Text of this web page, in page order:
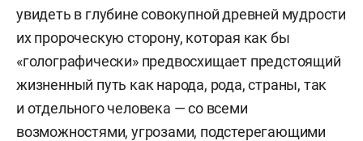
увидеть в глубине совокупной древней мудрости
их пророческую сторону, которая как бы
«голографически» предвосхищает предстоящий
жизненный путь как народа, рода, страны, так
и отдельного человека — со всеми
возможностями, угрозами, подстерегающими